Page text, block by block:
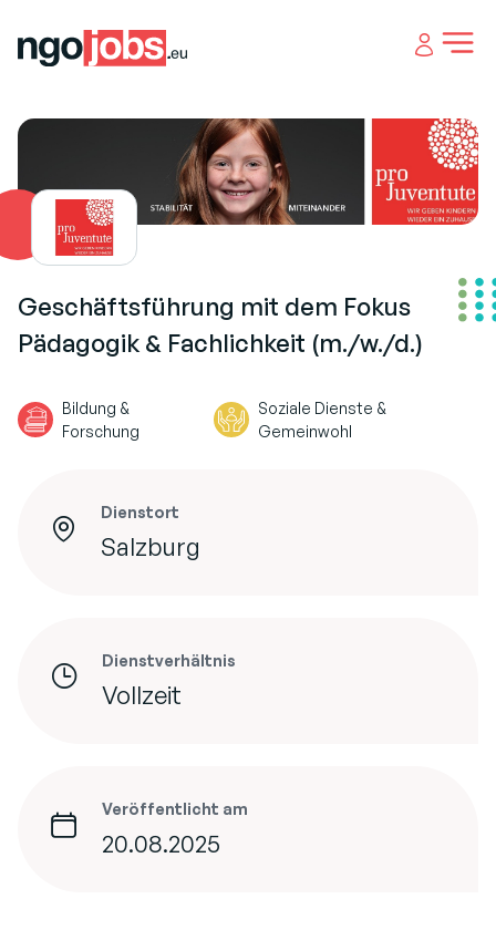
Open
Geschäftsführung mit dem Fokus
Pädagogik & Fachlichkeit (m./w./d.)
Bildung &
Forschung
Soziale Dienste &
Gemeinwohl
Dienstort
Salzburg
Dienstverhältnis
Vollzeit
Veröffentlicht am
20.08.2025